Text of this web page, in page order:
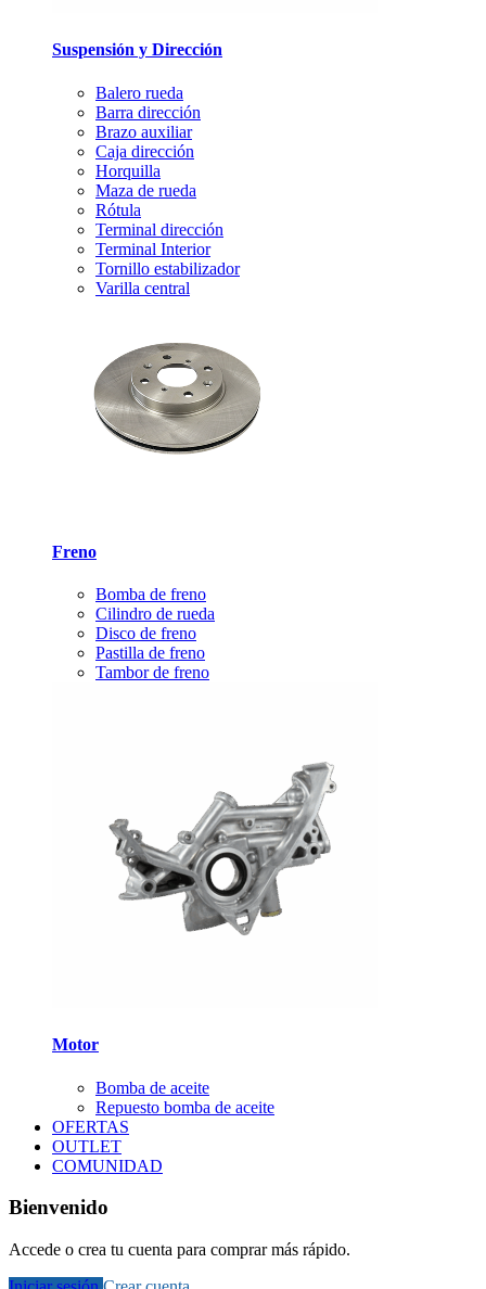
Suspensión y Dirección
Balero rueda
Barra dirección
Brazo auxiliar
Caja dirección
Horquilla
Maza de rueda
Rótula
Terminal dirección
Terminal Interior
Tornillo estabilizador
Varilla central
Freno
Bomba de freno
Cilindro de rueda
Disco de freno
Pastilla de freno
Tambor de freno
Motor
Bomba de aceite
Repuesto bomba de aceite
OFERTAS
OUTLET
COMUNIDAD
Bienvenido
Accede o crea tu cuenta para comprar más rápido.